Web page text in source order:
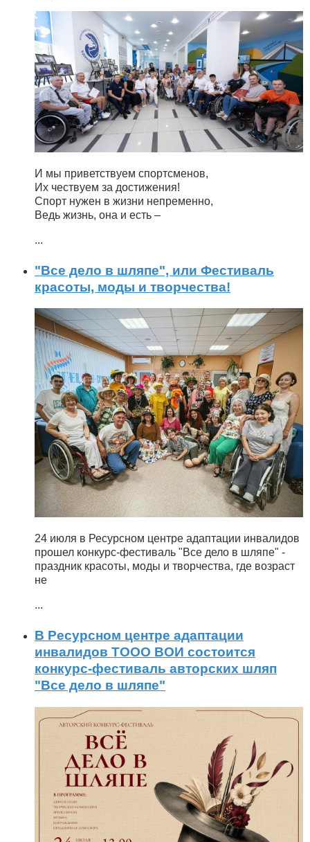
И мы приветствуем спортсменов,
Их чествуем за достижения!
Спорт нужен в жизни непременно,
Ведь жизнь, она и есть –
...
"Все дело в шляпе", или Фестиваль
красоты, моды и творчества!
24 июля в Ресурсном центре адаптации инвалидов
прошел конкурс-фестиваль "Все дело в шляпе" -
праздник красоты, моды и творчества, где возраст
не
...
В Ресурсном центре адаптации
инвалидов ТООО ВОИ состоится
конкурс-фестиваль авторских шляп
"Все дело в шляпе"